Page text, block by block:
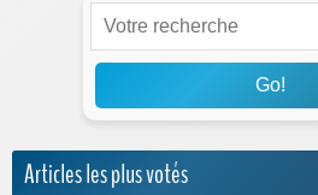
Go!
Articles les plus votés